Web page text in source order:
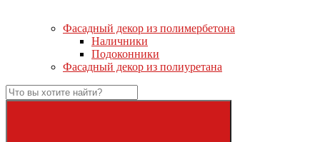
Фасадный декор из полимербетона
Наличники
Подоконники
Фасадный декор из полиуретана